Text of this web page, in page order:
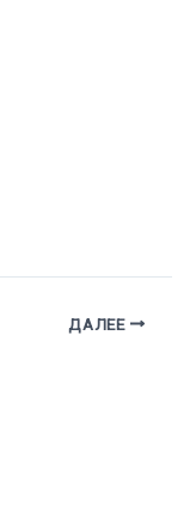
ДАЛЕЕ